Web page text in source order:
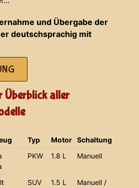
und Übergabe der
deutschsprachig mit
Überblick aller
Typ Motor Schaltung
PKW 1.8 L Manuell
SUV 1.5 L
Manuell /